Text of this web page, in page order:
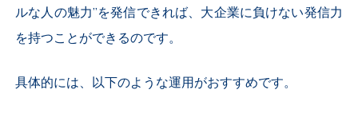
ルな人の魅力”を発信できれば、大企業に負けない発信力
を持つことができるのです。
具体的には、以下のような運用がおすすめです。